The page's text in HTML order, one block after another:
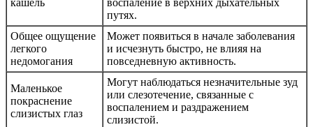
кашель
воспаление в верхних дыхательных
путях.
Общее ощущение
легкого
недомогания
Может появиться в начале заболевания
и исчезнуть быстро, не влияя на
повседневную активность.
Маленькое
покраснение
слизистых глаз
Могут наблюдаться незначительные зуд
или слезотечение, связанные с
воспалением и раздражением
слизистой.